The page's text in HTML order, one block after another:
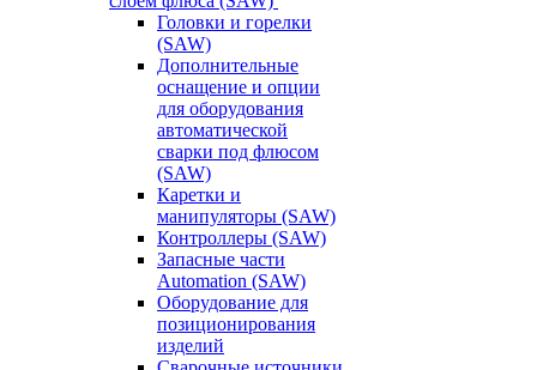
Головки и горелки
(SAW)
Дополнительные
оснащение и опции
для оборудования
автоматической
сварки под флюсом
(SAW)
Каретки и
манипуляторы (SAW)
Контроллеры (SAW)
Запасные части
Automation (SAW)
Оборудование для
позиционирования
изделий